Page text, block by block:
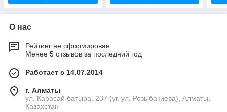
О нас
Рейтинг не сформирован
Менее 5 отзывов за последний год
Работает с 14.07.2014
г. Алматы
ул. Карасай батыра, 237 (уг. ул. Розыбакиева), Алматы,
Казахстан